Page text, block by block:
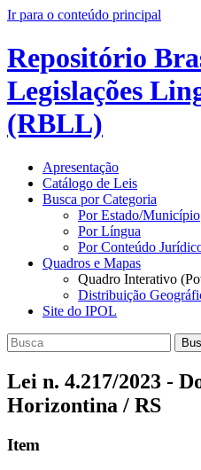
Ir para o conteúdo principal
Repositório
Legislações
(RBLL)
Apresentação
Catálogo de Leis
Busca por Categoria
Por Estado/Município
Por Língua
Por Conteúdo
Quadros e Mapas
Quadro Interativo
Distribuição
Site do IPOL
Lei n. 4.217/2023 -
Horizontina / RS
Item